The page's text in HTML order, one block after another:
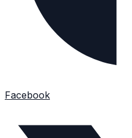
Facebook